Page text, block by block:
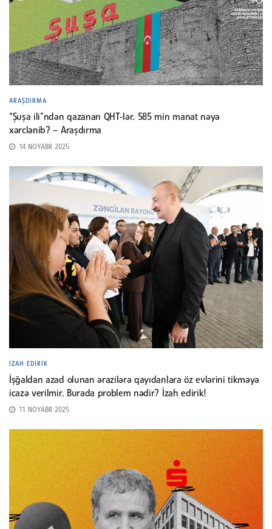
ARAŞDIRMA
“Şuşa ili”ndən qazanan QHT-lər. 585 min manat nəyə
xərclənib? – Araşdırma
14 NOYABR 2025
İZAH EDIRIK
İşğaldan azad olunan ərazilərə qayıdanlara öz evlərini tikməyə
icazə verilmir. Burada problem nədir? İzah edirik!
11 NOYABR 2025